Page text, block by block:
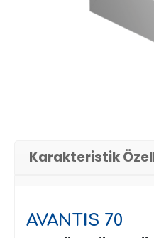
Karakteristik
AVANTIS 70